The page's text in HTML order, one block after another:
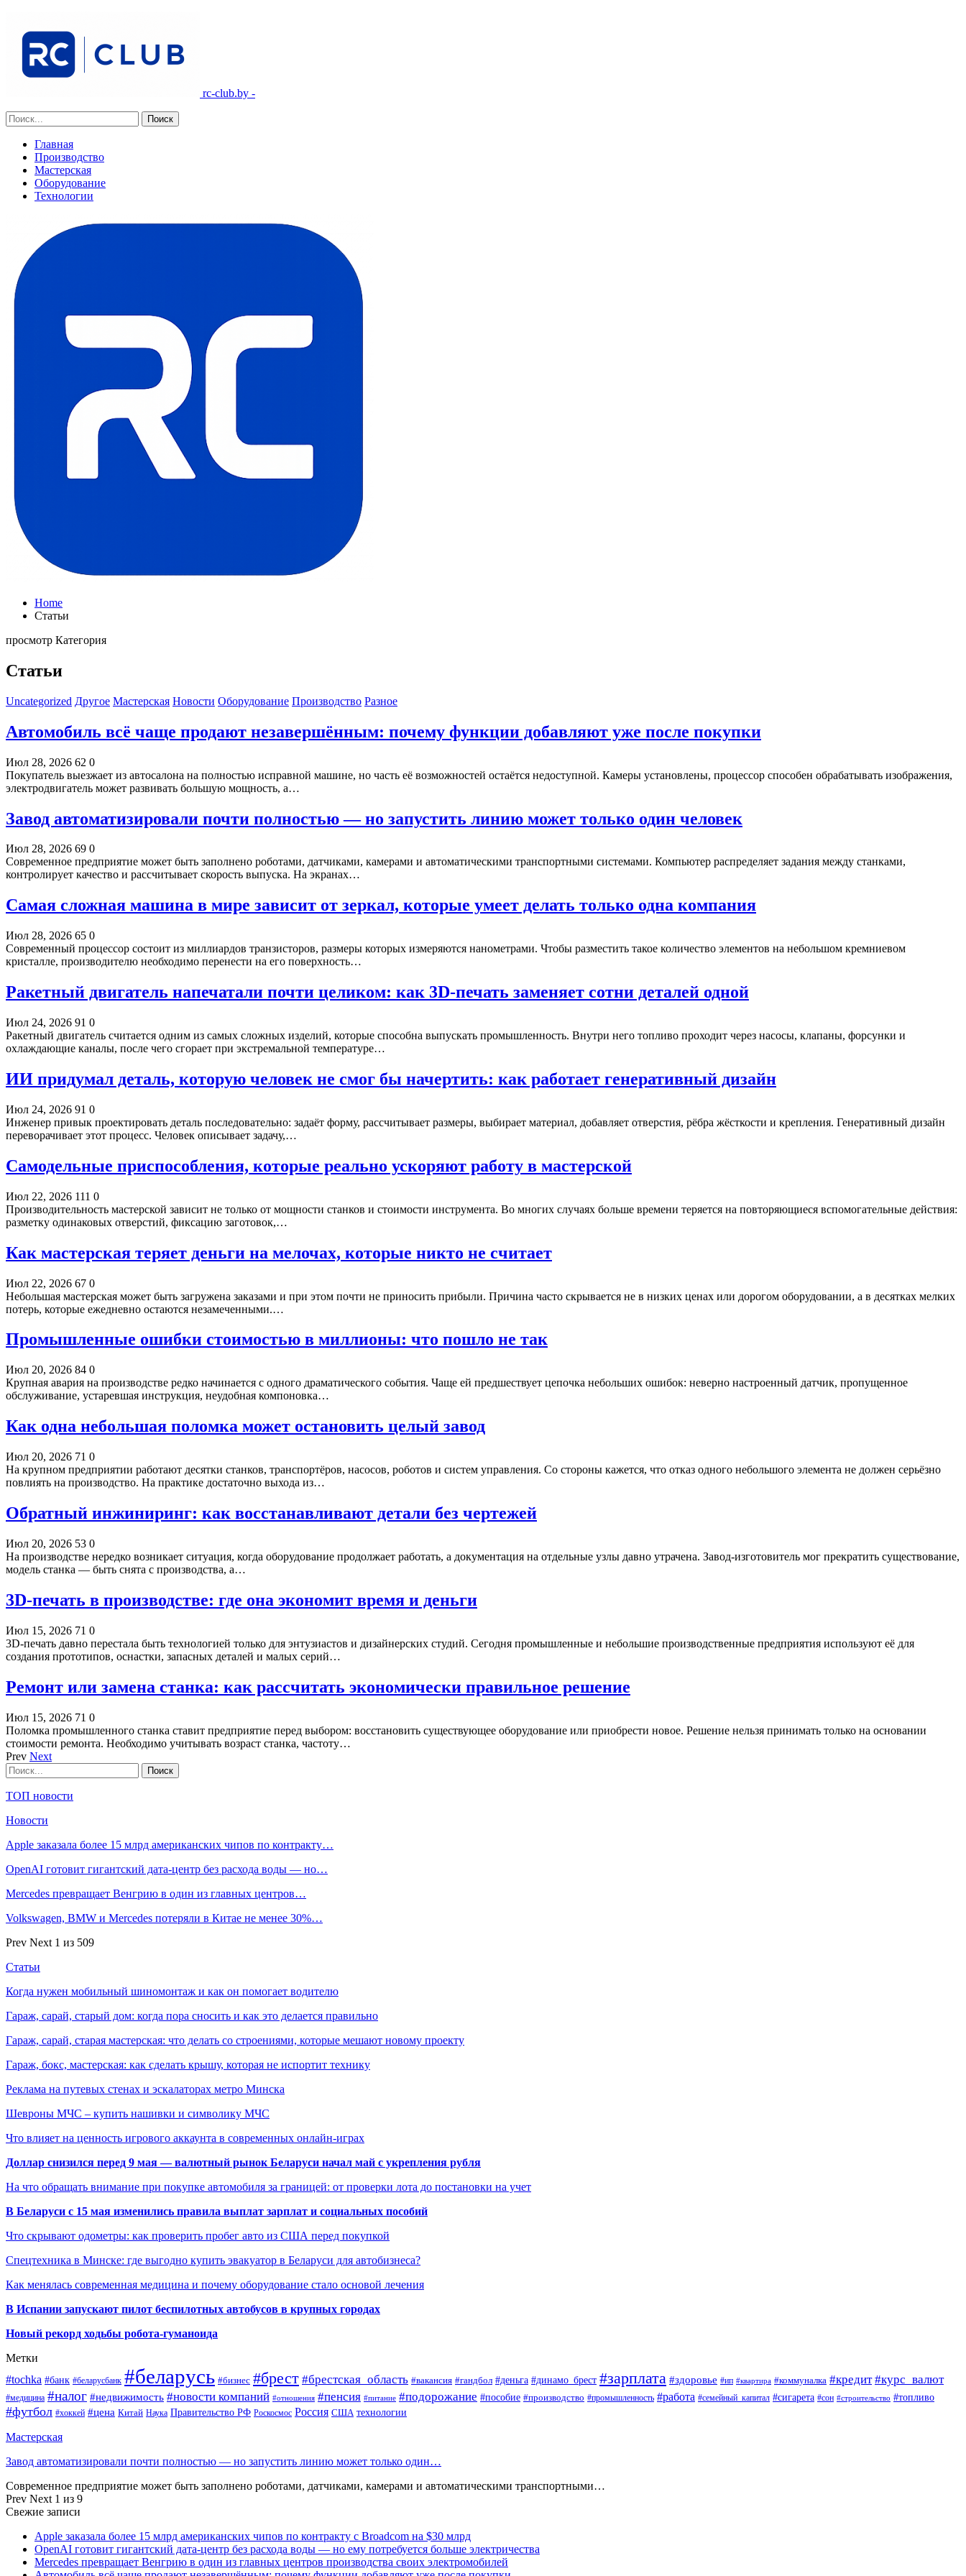
rc-club.by -
Главная
Производство
Мастерская
Оборудование
Технологии
Home
Статьи
просмотр Категория
Статьи
Uncategorized Другое Мастерская Новости Оборудование Производство Разное
Автомобиль всё чаще продают незавершённым: почему функции добавляют уже после покупки
Июл 28, 2026 62 0
Покупатель выезжает из автосалона на полностью исправной машине, но часть её возможностей остаётся недоступной. Камеры установлены, процессор способен обрабатывать изображения,
электродвигатель может развивать большую мощность, а…
Завод автоматизировали почти полностью — но запустить линию может только один человек
Июл 28, 2026 69 0
Современное предприятие может быть заполнено роботами, датчиками, камерами и автоматическими транспортными системами. Компьютер распределяет задания между станками,
контролирует качество и рассчитывает скорость выпуска. На экранах…
Самая сложная машина в мире зависит от зеркал, которые умеет делать только одна компания
Июл 28, 2026 65 0
Современный процессор состоит из миллиардов транзисторов, размеры которых измеряются нанометрами. Чтобы разместить такое количество элементов на небольшом кремниевом
кристалле, производителю необходимо перенести на его поверхность…
Ракетный двигатель напечатали почти целиком: как 3D-печать заменяет сотни деталей одной
Июл 24, 2026 91 0
Ракетный двигатель считается одним из самых сложных изделий, которые способна выпускать промышленность. Внутри него топливо проходит через насосы, клапаны, форсунки и
охлаждающие каналы, после чего сгорает при экстремальной температуре…
ИИ придумал деталь, которую человек не смог бы начертить: как работает генеративный дизайн
Июл 24, 2026 91 0
Инженер привык проектировать деталь последовательно: задаёт форму, рассчитывает размеры, выбирает материал, добавляет отверстия, рёбра жёсткости и крепления. Генеративный дизайн
переворачивает этот процесс. Человек описывает задачу,…
Самодельные приспособления, которые реально ускоряют работу в мастерской
Июл 22, 2026 111 0
Производительность мастерской зависит не только от мощности станков и стоимости инструмента. Во многих случаях больше времени теряется на повторяющиеся вспомогательные действия:
разметку одинаковых отверстий, фиксацию заготовок,…
Как мастерская теряет деньги на мелочах, которые никто не считает
Июл 22, 2026 67 0
Небольшая мастерская может быть загружена заказами и при этом почти не приносить прибыли. Причина часто скрывается не в низких ценах или дорогом оборудовании, а в десятках мелких
потерь, которые ежедневно остаются незамеченными.…
Промышленные ошибки стоимостью в миллионы: что пошло не так
Июл 20, 2026 84 0
Крупная авария на производстве редко начинается с одного драматического события. Чаще ей предшествует цепочка небольших ошибок: неверно настроенный датчик, пропущенное
обслуживание, устаревшая инструкция, неудобная компоновка…
Как одна небольшая поломка может остановить целый завод
Июл 20, 2026 71 0
На крупном предприятии работают десятки станков, транспортёров, насосов, роботов и систем управления. Со стороны кажется, что отказ одного небольшого элемента не должен серьёзно
повлиять на производство. На практике достаточно выхода из…
Обратный инжиниринг: как восстанавливают детали без чертежей
Июл 20, 2026 53 0
На производстве нередко возникает ситуация, когда оборудование продолжает работать, а документация на отдельные узлы давно утрачена. Завод-изготовитель мог прекратить существование,
модель станка — быть снята с производства, а…
3D-печать в производстве: где она экономит время и деньги
Июл 15, 2026 71 0
3D-печать давно перестала быть технологией только для энтузиастов и дизайнерских студий. Сегодня промышленные и небольшие производственные предприятия используют её для
создания прототипов, оснастки, запасных деталей и малых серий…
Ремонт или замена станка: как рассчитать экономически правильное решение
Июл 15, 2026 71 0
Поломка промышленного станка ставит предприятие перед выбором: восстановить существующее оборудование или приобрести новое. Решение нельзя принимать только на основании
стоимости ремонта. Необходимо учитывать возраст станка, частоту…
Prev Next
ТОП новости
Новости
Apple заказала более 15 млрд американских чипов по контракту…
OpenAI готовит гигантский дата-центр без расхода воды — но…
Mercedes превращает Венгрию в один из главных центров…
Volkswagen, BMW и Mercedes потеряли в Китае не менее 30%…
Prev Next 1 из 509
Статьи
Когда нужен мобильный шиномонтаж и как он помогает водителю
Гараж, сарай, старый дом: когда пора сносить и как это делается правильно
Гараж, сарай, старая мастерская: что делать со строениями, которые мешают новому проекту
Гараж, бокс, мастерская: как сделать крышу, которая не испортит технику
Реклама на путевых стенах и эскалаторах метро Минска
Шевроны МЧС – купить нашивки и символику МЧС
Что влияет на ценность игрового аккаунта в современных онлайн-играх
Доллар снизился перед 9 мая — валютный рынок Беларуси начал май с укрепления рубля
На что обращать внимание при покупке автомобиля за границей: от проверки лота до постановки на учет
В Беларуси с 15 мая изменились правила выплат зарплат и социальных пособий
Что скрывают одометры: как проверить пробег авто из США перед покупкой
Спецтехника в Минске: где выгодно купить эвакуатор в Беларуси для автобизнеса?
Как менялась современная медицина и почему оборудование стало основой лечения
В Испании запускают пилот беспилотных автобусов в крупных городах
Новый рекорд ходьбы робота-гуманоида
Метки
#tochka #банк #беларусбанк #беларусь #бизнес #брест #брестская_область #вакансия #гандбол #деньга #динамо_брест #зарплата #здоровье #ип #квартира #коммуналка #кредит #курс_валют
#медицина #налог #недвижимость #новости компаний #отношения #пенсия #питание #подорожание #пособие #производство #промышленность #работа #семейный_капитал #сигарета #сон #строительство #топливо
#футбол #хоккей #цена Китай Наука Правительство РФ Роскосмос Россия США технологии
Мастерская
Завод автоматизировали почти полностью — но запустить линию может только один…
Современное предприятие может быть заполнено роботами, датчиками, камерами и автоматическими транспортными…
Prev Next 1 из 9
Свежие записи
Apple заказала более 15 млрд американских чипов по контракту с Broadcom на $30 млрд
OpenAI готовит гигантский дата-центр без расхода воды — но ему потребуется больше электричества
Mercedes превращает Венгрию в один из главных центров производства своих электромобилей